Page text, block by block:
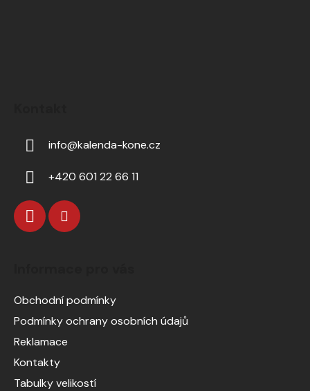
info@kalenda-kone.cz
+420 601 22 66 11
Obchodní podmínky
Podmínky ochrany osobních údajů
Reklamace
Kontakty
Tabulky velikostí